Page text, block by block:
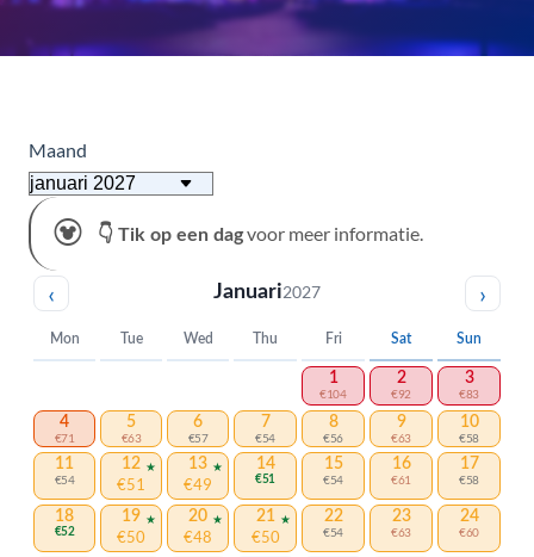
Maand
👇 Tik op een dagvoor meer informatie.
‹ Januari2027 ›
Mon Tue Wed Thu Fri Sat Sun
1
€104
2
€92
3
€83
4
€71
5
€63
6
€57
7
€54
8
€56
9
€63
10
€58
11
€54
12
€51
13
€49
14
€51
15
€54
16
€61
17
€58
18
€52
19
€50
20
€48
21
€50
22
€54
23
€63
24
€60